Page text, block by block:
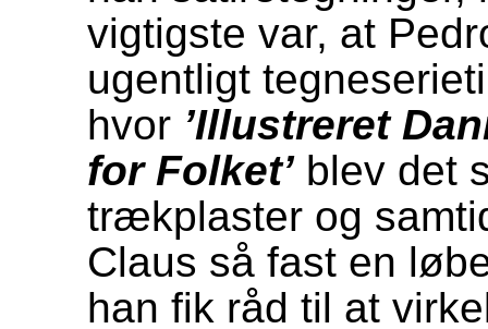
vigtigste var, at
ugentligt
hvor ’Illustreret
for Folket’blev det
trækplaster og
Claus så fast en
han fik råd til at